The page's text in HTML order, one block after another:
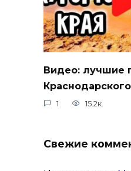
Видео: лучшие
1 15.2к.
Свежие